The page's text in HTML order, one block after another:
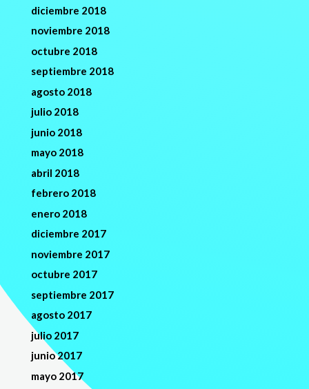
diciembre 2018
noviembre 2018
octubre 2018
septiembre 2018
agosto 2018
julio 2018
junio 2018
mayo 2018
abril 2018
febrero 2018
enero 2018
diciembre 2017
noviembre 2017
octubre 2017
septiembre 2017
agosto 2017
julio 2017
junio 2017
mayo 2017